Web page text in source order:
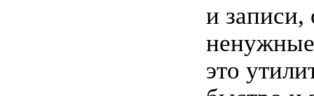
и записи,
это